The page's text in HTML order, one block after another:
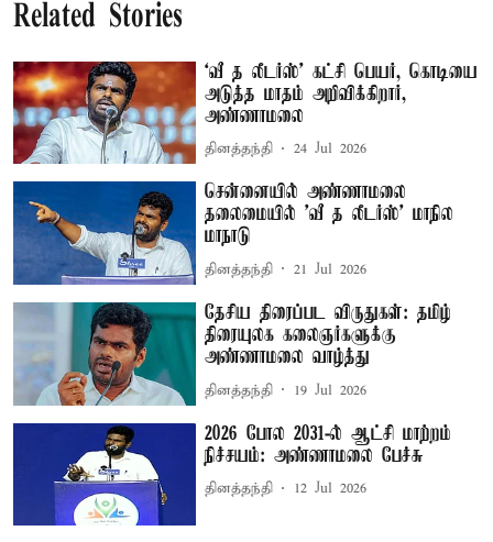
Related Stories
‘வீ த லீடர்ஸ்' கட்சி பெயர், கொடியை
அடுத்த மாதம் அறிவிக்கிறார்,
அண்ணாமலை
தினத்தந்தி 24 Jul 2026
சென்னையில் அண்ணாமலை
தலைமையில் ’வீ த லீடர்ஸ்’ மாநில
மாநாடு
தினத்தந்தி 21 Jul 2026
தேசிய திரைப்பட விருதுகள்: தமிழ்
திரையுலக கலைஞர்களுக்கு
அண்ணாமலை வாழ்த்து
தினத்தந்தி 19 Jul 2026
2026 போல 2031-ல் ஆட்சி மாற்றம்
நிச்சயம்: அண்ணாமலை பேச்சு
தினத்தந்தி 12 Jul 2026